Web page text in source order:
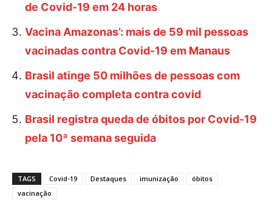
de Covid-19 em 24 horas
Vacina Amazonas’: mais de 59 mil pessoas
vacinadas contra Covid-19 em Manaus
Brasil atinge 50 milhões de pessoas com
vacinação completa contra covid
Brasil registra queda de óbitos por Covid-19
pela 10ª semana seguida
TAGS Covid-19 Destaques imunização
óbitos
vacinação